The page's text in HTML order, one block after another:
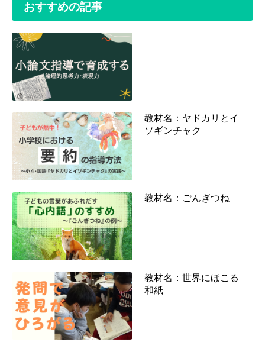
おすすめの記事
教材名：ヤドカリとイ
ソギンチャク
教材名：ごんぎつね
教材名：世界にほこる
和紙